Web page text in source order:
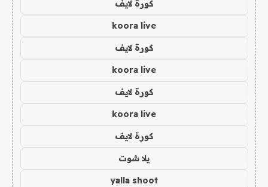
كورة لايف
koora live
كورة لايف
koora live
كورة لايف
koora live
كورة لايف
يلا شوت
yalla shoot